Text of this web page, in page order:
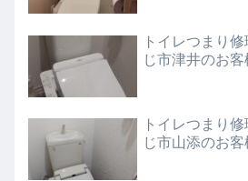
トイレつまり
じ市津井のお客
トイレつまり
じ市山添のお客